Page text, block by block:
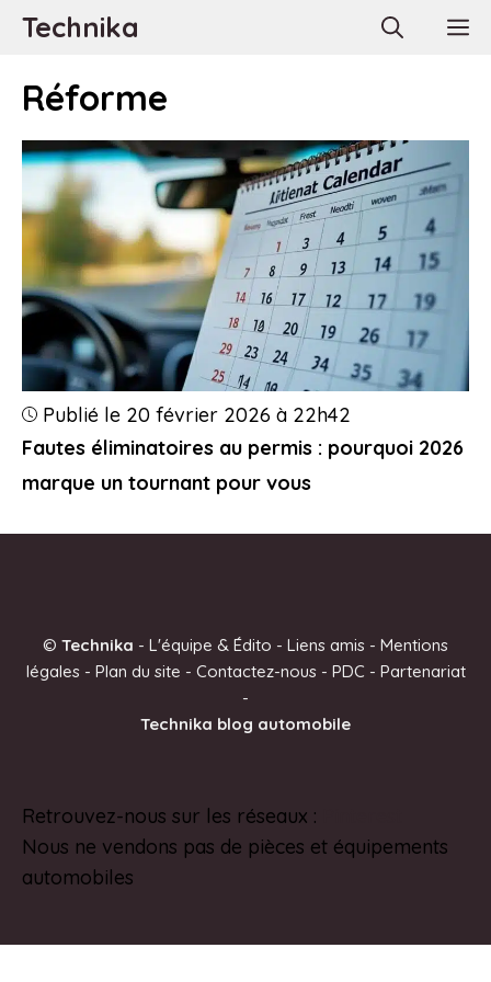
AllerTechnika
Réforme
Fautes éliminatoires au permis : pourquoi 2026
marque un tournant pour vous
Publié le 20 février 2026 à 22h42
© Technika - L'équipe & Édito - Liens amis - Mentions
légales- Plan du site - Contactez-nous- PDC - Partenariat
-
Technika blog automobile
Retrouvez-nous sur les réseaux :
Nous ne vendons pas de pièces et équipements
automobiles